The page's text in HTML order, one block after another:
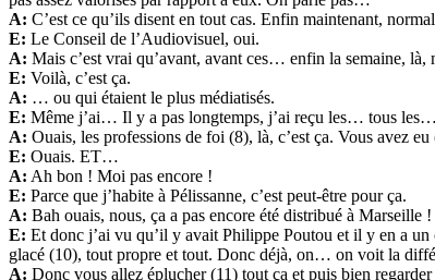
A: C’est ce qu’ils disent en tout cas. Enfin maintenant,
E: Le Conseil de l’Audiovisuel, oui.
A: Mais c’est vrai qu’avant, avant ces… enfin la semaine,
E: Voilà, c’est ça.
A: … ou qui étaient le plus médiatisés.
E: Même j’ai… Il y a pas longtemps, j’ai reçu les… tous
A: Ouais, les professions de foi (8), là, c’est ça. Vous avez
E: Ouais. ET…
A: Ah bon ! Moi pas encore !
E: Parce que j’habite à Pélissanne, c’est peut-être pour ça.
A: Bah ouais, nous, ça a pas encore été distribué à Marseille !
E: Et donc j’ai vu qu’il y avait Philippe Poutou et il y en a
glacé (10), tout propre et tout. Donc déjà, on… on voit la
A: Donc vous allez éplucher (11) tout ça et puis bien